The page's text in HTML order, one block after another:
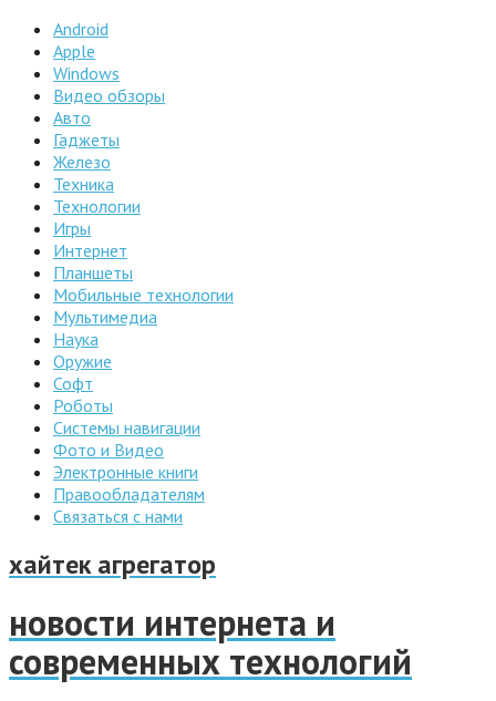
Android
Apple
Windows
Видео обзоры
Авто
Гаджеты
Железо
Техника
Технологии
Игры
Интернет
Планшеты
Мобильные технологии
Мультимедиа
Наука
Оружие
Софт
Роботы
Системы навигации
Фото и Видео
Электронные книги
Правообладателям
Связаться с нами
хайтек агрегатор
новости интернета и
современных технологий